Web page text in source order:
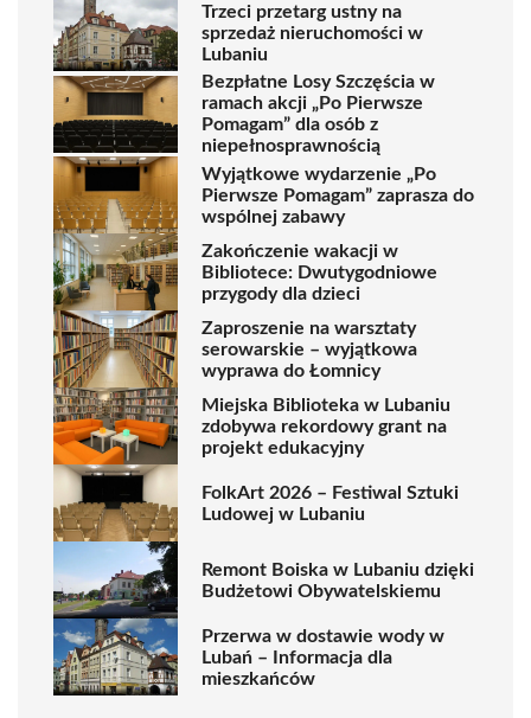
Trzeci przetarg ustny na
sprzedaż nieruchomości w
Lubaniu
Bezpłatne Losy Szczęścia w
ramach akcji „Po Pierwsze
Pomagam” dla osób z
niepełnosprawnością
Wyjątkowe wydarzenie „Po
Pierwsze Pomagam” zaprasza do
wspólnej zabawy
Zakończenie wakacji w
Bibliotece: Dwutygodniowe
przygody dla dzieci
Zaproszenie na warsztaty
serowarskie – wyjątkowa
wyprawa do Łomnicy
Miejska Biblioteka w Lubaniu
zdobywa rekordowy grant na
projekt edukacyjny
FolkArt 2026 – Festiwal Sztuki
Ludowej w Lubaniu
Remont Boiska w Lubaniu dzięki
Budżetowi Obywatelskiemu
Przerwa w dostawie wody w
Lubań – Informacja dla
mieszkańców